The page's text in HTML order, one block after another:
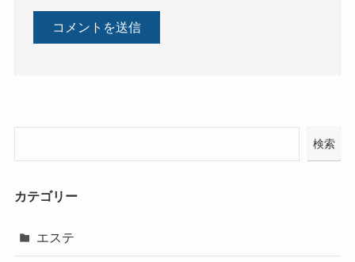
検索
カテゴリー
エステ